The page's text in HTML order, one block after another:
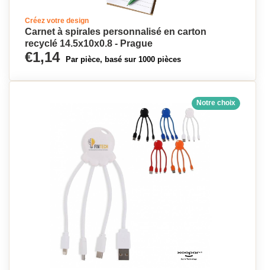
Créez votre design
Carnet à spirales personnalisé en carton
recyclé 14.5x10x0.8 - Prague
€1,14 Par pièce, basé sur 1000 pièces
Notre choix